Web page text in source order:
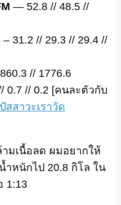
— 52.8 // 48.5 //
– 31.2 // 29.3 // 29.4 //
// 1776.6
0.7 // 0.2 [คนละตัวกับ
ปัสสาวะเราวัด
มเนื้อลด ผมอยากให้
ำหนักไป 20.8 กิโล ใน
1:13